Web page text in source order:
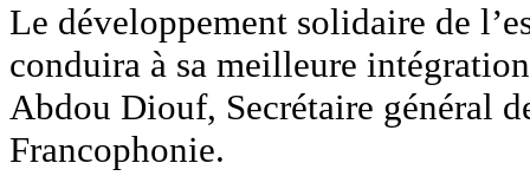
Le développement solidaire de
conduira à sa meilleure
Abdou Diouf, Secrétaire général
Francophonie.